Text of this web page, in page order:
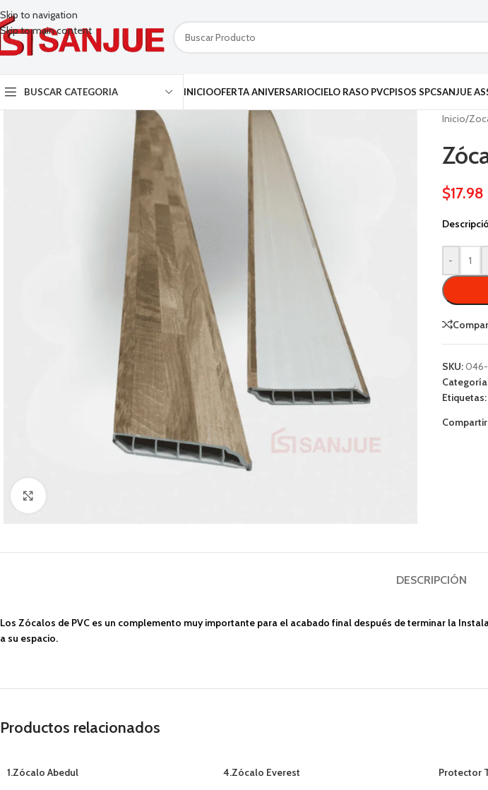
Skip to navigation
Skip to main content
BUSCAR CATEGORIA INICIOOFERTA ANIVERSARIOCIELO RASO PVCPISOS SPCSANJUE
Inicio/
$17.98
-
SKU:046-
Etiquetas:
DESCRIPCIÓN
Los Zócalos de PVC es un complemento muy importante para el acabado final después de terminar la
a su espacio.
Productos relacionados
1.Zócalo Abedul 4.Zócalo Everest Protector